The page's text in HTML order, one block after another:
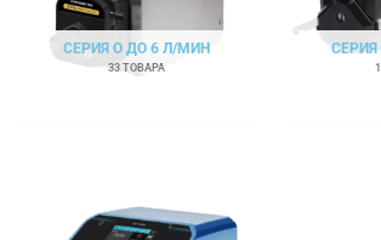
СЕРИЯ О ДО 6 Л/МИН
33 ТОВАРА
СЕРИЯ